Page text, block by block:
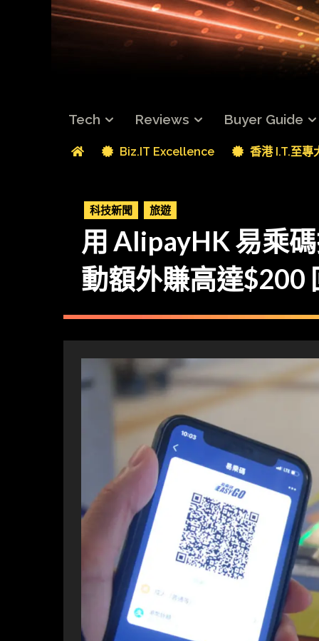
Tech Reviews Buyer Guide
Biz.IT Excellence 香港 I.T.至專
科技新聞 旅遊
用 AlipayHK 易乘
動額外賺高達$200